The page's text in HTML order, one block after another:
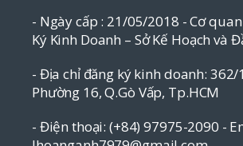
- Ngày cấp : 21/05/2018 - Cơ
Ký Kinh Doanh – Sở Kế Hoạch và
- Địa chỉ đăng ký kinh doanh: 362/
Phường 16, Q.Gò Vấp, Tp.HCM
- Điện thoại: (+84) 97975-2090 -